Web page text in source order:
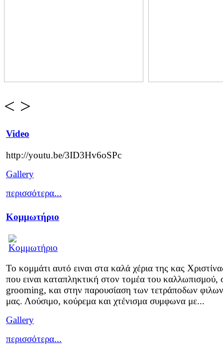
< >
Video
http://youtu.be/3ID3Hv6oSPc
Gallery
περισσότερα...
Κομμωτήριο
Το κομμάτι αυτό ειναι στα καλά χέρια της κας
που ειναι καταπληκτική στον τομέα του καλλωπισμού,
grooming, και στην παρουσίαση των τετράποδων φιλων
μας. Λούσιμο, κούρεμα και χτένισμα συμφωνα με...
Gallery
περισσότερα...